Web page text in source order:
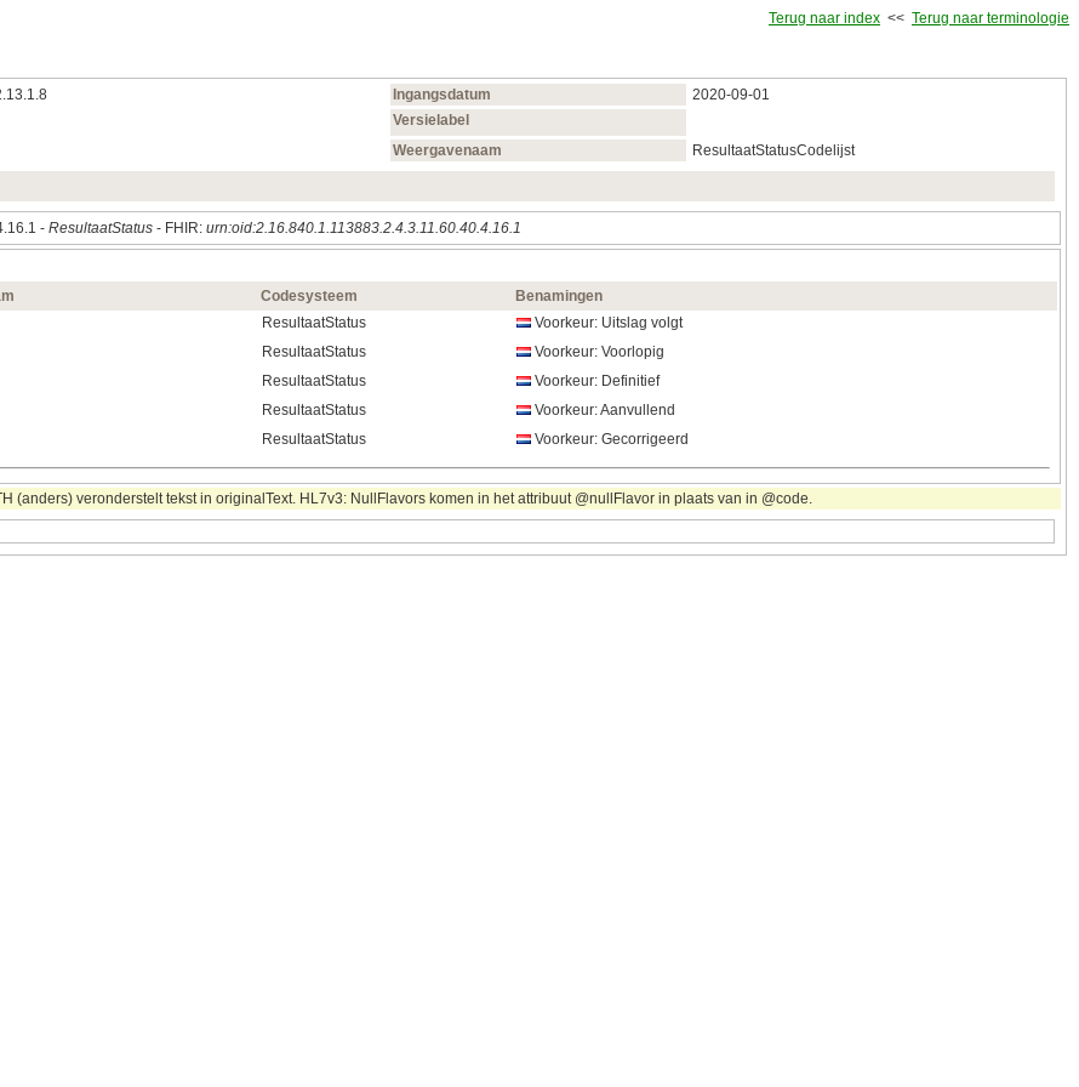
Terug naar index << Terug naar terminologie
Ingangsdatum
2020‑09‑01
Versielabel
Weergavenaam ResultaatStatusCodelijst
- ResultaatStatus - FHIR: urn:oid:2.16.840.1.113883.2.4.3.11.60.40.4.16.1
Codesysteem
Benamingen
ResultaatStatus
Voorkeur: Uitslag volgt
ResultaatStatus
Voorkeur: Voorlopig
ResultaatStatus
Voorkeur: Definitief
ResultaatStatus
Voorkeur: Aanvullend
ResultaatStatus Voorkeur: Gecorrigeerd
(anders) veronderstelt tekst in originalText. HL7v3: NullFlavors komen in het attribuut @nullFlavor in plaats van in @code.